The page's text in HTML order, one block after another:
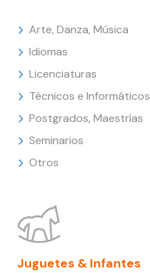
Arte, Danza, Música
Idiomas
Licenciaturas
Técnicos e Informáticos
Postgrados, Maestrías
Seminarios
Otros
Juguetes & Infantes